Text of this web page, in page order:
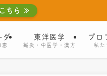
ちら ≫
ダ 東洋医学
鍼灸・中医学・漢方
プロ
私た